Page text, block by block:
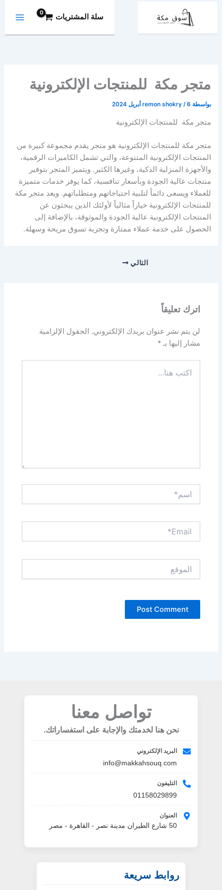
سلة المشتريات
متجر مكة للمنتجات الإلكترونية
بواسطة remon shokry /6 أبريل 2024
متجر مكة للمنتجات الإلكترونية
متجر مكة للمنتجات الإلكترونية هو متجر يقدم مجموعة كبيرة من
المنتجات الإلكترونية المتنوعة، والتي تشمل الكاميرات الرقمية،
والأجهزة المنزلية الذكية، وغيرها الكثير. ويتميز المتجر بتوفير
منتجات عالية الجودة وبأسعار تنافسية، كما يوفر خدمات متميزة
للعملاء ويسعى دائماً لتلبية احتياجاتهم ومتطلباتهم. ويعد متجر مكة
للمنتجات الإلكترونية خياراً مثالياً لأولئك الذين يبحثون عن
المنتجات الإلكترونية عالية الجودة والموثوقة، بالإضافة إلى
الحصول على خدمة عملاء ممتازة وتجربة تسوق مريحة وسهلة.
التالي
اترك تعليقاً
لن يتم نشر عنوان بريدك الإلكتروني. الحقول الإلزامية
مشار إليها بـ*
هنا...
تواصل معنا
نحن هنا لخدمتك والإجابة على استفساراتك.
البريد الإلكتروني
info@makkahsouq.com
التليفون
01158029899
العنوان
50 شارع الطيران مدينة نصر - القاهرة - مصر
روابط سريعة